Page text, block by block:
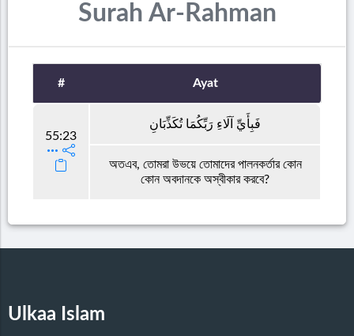
Surah Ar-Rahman
# Ayat
55:23
فَبِأَيِّ آلَاءِ رَبِّكُمَا تُكَذِّبَانِ
অতএব, তোমরা উভয়ে তোমাদের পালনকর্তার কোন
কোন অবদানকে অস্বীকার করবে?
Ulkaa Islam